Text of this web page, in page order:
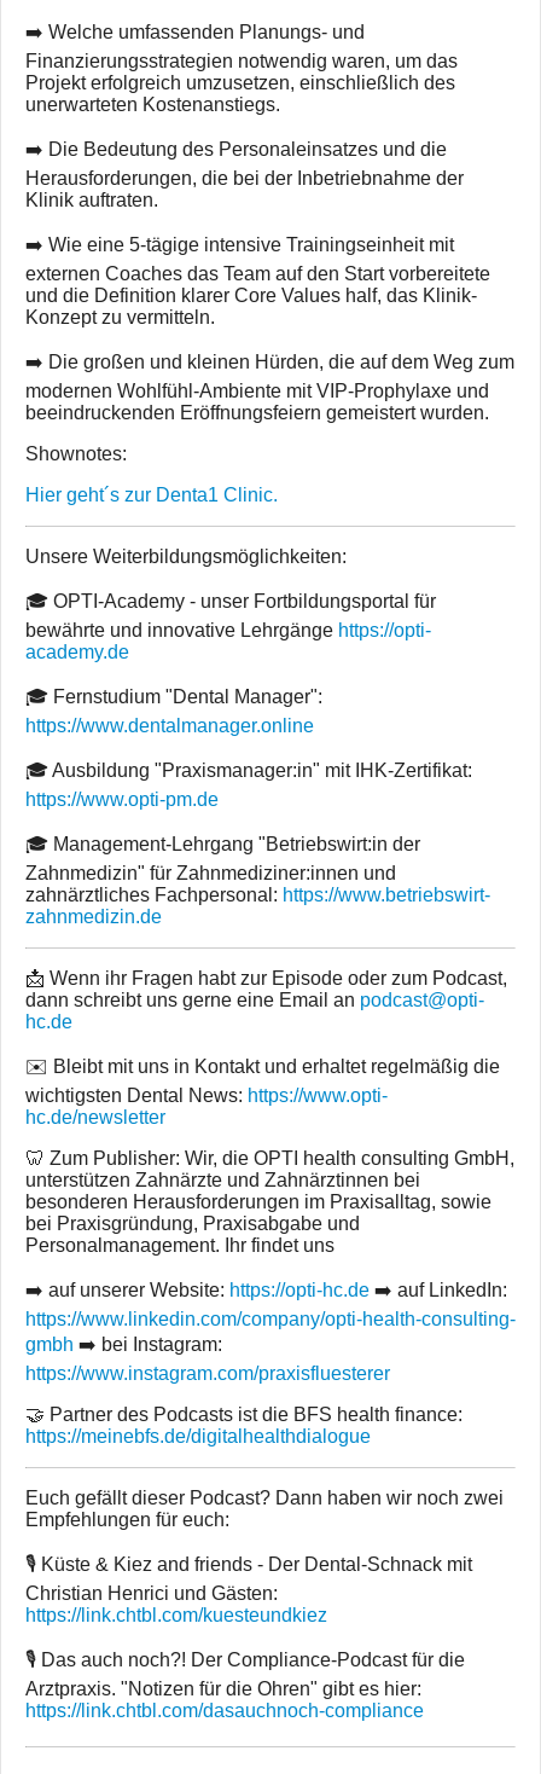
➡️ Welche umfassenden Planungs- und
Finanzierungsstrategien notwendig waren, um das
Projekt erfolgreich umzusetzen, einschließlich des
unerwarteten Kostenanstiegs.
➡️ Die Bedeutung des Personaleinsatzes und die
Herausforderungen, die bei der Inbetriebnahme der
Klinik auftraten.
➡️ Wie eine 5-tägige intensive Trainingseinheit mit
externen Coaches das Team auf den Start vorbereitete
und die Definition klarer Core Values half, das Klinik-
Konzept zu vermitteln.
➡️ Die großen und kleinen Hürden, die auf dem Weg zum
modernen Wohlfühl-Ambiente mit VIP-Prophylaxe und
beeindruckenden Eröffnungsfeiern gemeistert wurden.
Shownotes:
Hier geht´s zur Denta1 Clinic.
Unsere Weiterbildungsmöglichkeiten:
🎓 OPTI-Academy - unser Fortbildungsportal für
bewährte und innovative Lehrgänge https://opti-
academy.de
🎓 Fernstudium "Dental Manager":
https://www.dentalmanager.online
🎓 Ausbildung "Praxismanager:in" mit IHK-Zertifikat:
https://www.opti-pm.de
🎓 Management-Lehrgang "Betriebswirt:in der
Zahnmedizin" für Zahnmediziner:innen und
zahnärztliches Fachpersonal: https://www.betriebswirt-
zahnmedizin.de
📩 Wenn ihr Fragen habt zur Episode oder zum Podcast,
dann schreibt uns gerne eine Email an podcast@opti-
hc.de
✉️ Bleibt mit uns in Kontakt und erhaltet regelmäßig die
wichtigsten Dental News: https://www.opti-
hc.de/newsletter
🦷 Zum Publisher: Wir, die OPTI health consulting GmbH,
unterstützen Zahnärzte und Zahnärztinnen bei
besonderen Herausforderungen im Praxisalltag, sowie
bei Praxisgründung, Praxisabgabe und
Personalmanagement. Ihr findet uns
➡️ auf unserer Website: https://opti-hc.de ➡️ auf LinkedIn:
https://www.linkedin.com/company/opti-health-consulting-
gmbh ➡️ bei Instagram:
https://www.instagram.com/praxisfluesterer
🤝 Partner des Podcasts ist die BFS health finance:
https://meinebfs.de/digitalhealthdialogue
Euch gefällt dieser Podcast? Dann haben wir noch zwei
Empfehlungen für euch:
🎙 Küste & Kiez and friends - Der Dental-Schnack mit
Christian Henrici und Gästen:
https://link.chtbl.com/kuesteundkiez
🎙 Das auch noch?! Der Compliance-Podcast für die
Arztpraxis. "Notizen für die Ohren" gibt es hier:
https://link.chtbl.com/dasauchnoch-compliance